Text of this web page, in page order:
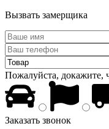
Вызвать замерщика
Пожалуйста, докажите,
Заказать звонок